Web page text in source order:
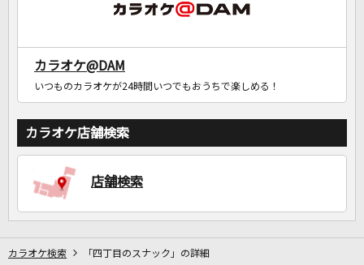
カラオケ@DAM
いつものカラオケが24時間いつでもおうちで楽しめる！
カラオケ店舗検索
店舗検索
カラオケ検索 「四丁目のスナック」の詳細